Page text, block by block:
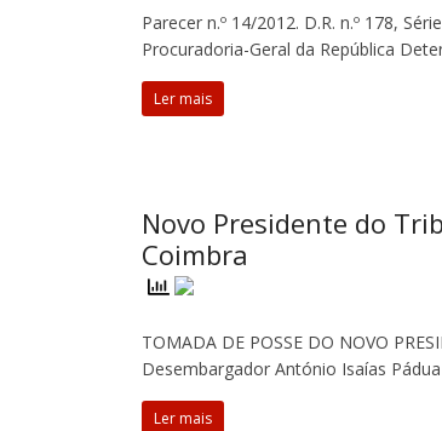
Parecer n.º 14/2012. D.R. n.º 178,
Procuradoria-Geral da República
Ler mais
Novo Presidente do
Coimbra
TOMADA DE POSSE DO NOVO
Desembargador António Isaías
Ler mais